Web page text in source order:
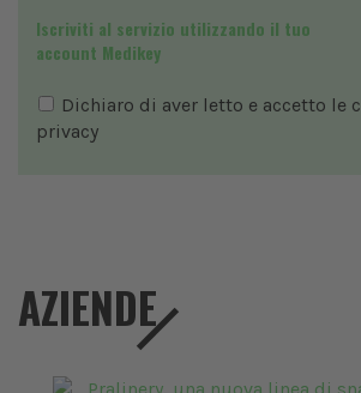
Iscriviti al servizio utilizzando il tuo
account Medikey
Dichiaro di aver letto e accetto le
privacy
AZIENDE